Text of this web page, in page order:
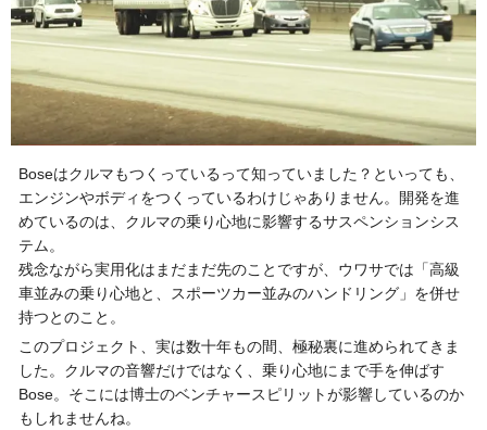
Boseはクルマもつくっているって知っていました？といっても、
エンジンやボディをつくっているわけじゃありません。開発を進
めているのは、クルマの乗り心地に影響するサスペンションシス
テム。
残念ながら実用化はまだまだ先のことですが、ウワサでは「高級
車並みの乗り心地と、スポーツカー並みのハンドリング」を併せ
持つとのこと。
このプロジェクト、実は数十年もの間、極秘裏に進められてきま
した。クルマの音響だけではなく、乗り心地にまで手を伸ばす
Bose。そこには博士のベンチャースピリットが影響しているのか
もしれませんね。